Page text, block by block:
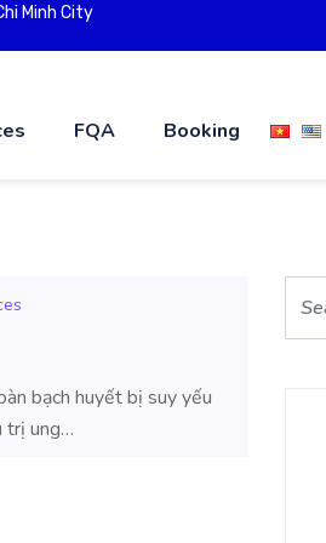
Minh City
FQA Booking
bạch huyết bị suy yếu
trị ung…